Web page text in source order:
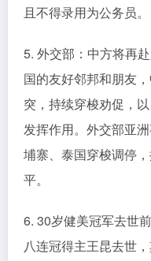
且不得录用为公务员。
5. 外交部：中方将再
国的友好邻邦和朋友
突，持续穿梭劝促，
发挥作用。外交部亚
埔寨、泰国穿梭调停
平。
6. 30岁健美冠军去世
八连冠得主王昆去世